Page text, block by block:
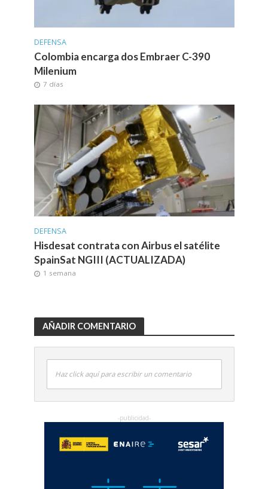
DEFENSA
Colombia encarga dos Embraer C-390
Milenium
7 días
DEFENSA
Hisdesat contrata con Airbus el satélite
SpainSat NGIII (ACTUALIZADA)
1 semana
AÑADIR COMENTARIO
Haz click aquí para escribir un comentario